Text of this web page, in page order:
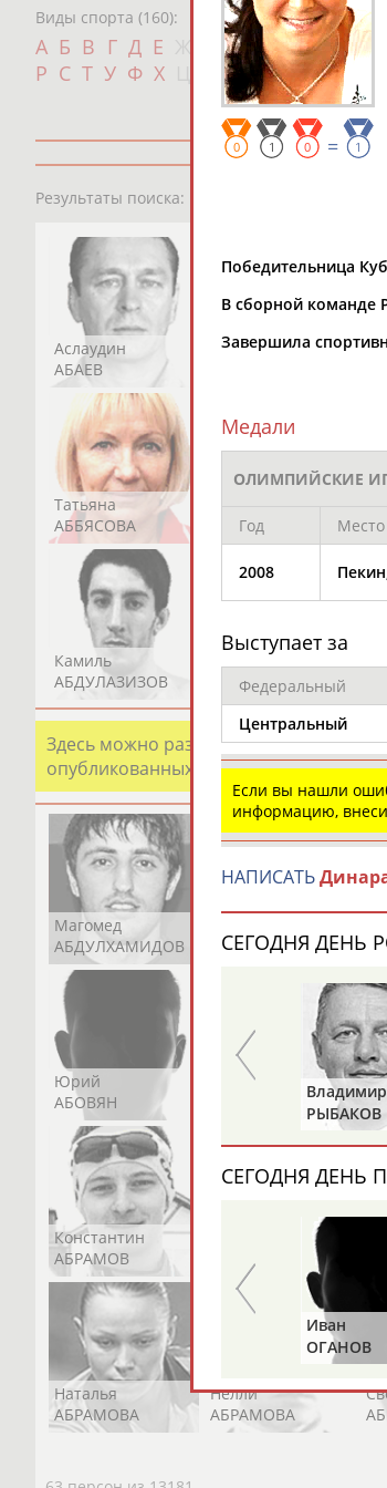
Виды спорта (160):
А Б В Г Д Е И К Л М Н О
Р С Т У Ф Х Ш Щ Э Ю
Результаты поиска:
Аслаудин
АБАЕВ
Елена
Татьяна
АББЯСОВА
АБДИКАРИМОВА
Камиль
АБДУЛАЗИЗОВ
Загалав
АБДУЛБЕКОВ
Здесь можно разместить информацию
опубликованных записях. Страна
Магомед
АБДУЛХАМИДОВ
АБДУРАХМАНОВ
Юрий
АБОВЯН
Никита
Константин
АБРАМОВ
Наталья
АБРАМОВА
Нелли
АБРАМОВА
0 1 0 = 1
Победительница
В сборной команде
Завершила
Медали
ОЛИМПИЙСКИЕ
Год
2008
Выступает за
Федеральный
Центральный
Если вы нашли
информацию,
НАПИСАТЬ
СЕГОДНЯ ДЕНЬ
ГАЗЗАЕВ
Владимир
РЫБАКОВ
СЕГОДНЯ ДЕНЬ
Альгирдас
ЛАУРИТЕНАС
Иван
ОГАНОВ